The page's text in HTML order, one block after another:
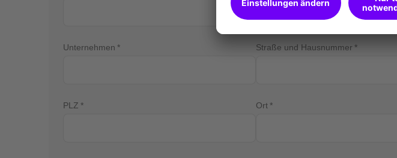
Unternehmen Straße und Hausnummer
PLZ Ort